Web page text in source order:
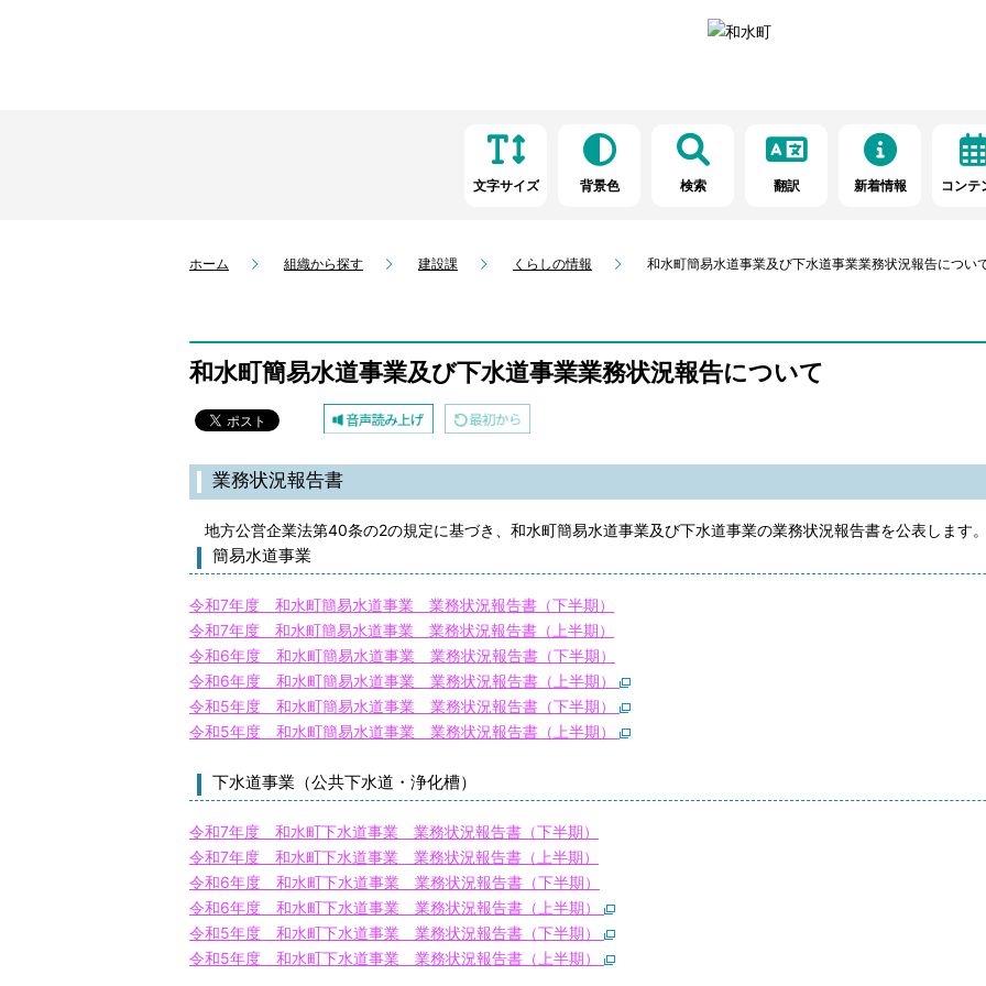
文字サイズ 背景色 検索 翻訳 新着情報 コンテ
ホーム 組織から探す 建設課 くらしの情報 和水町簡易水道事業及び下水道事業業務状況報告につい
和水町簡易水道事業及び下水道事業業務状況報告について
業務状況報告書
地方公営企業法第40条の2の規定に基づき、和水町簡易水道事業及び下水道事業の業務状況報告書を公表します
簡易水道事業
令和7年度 和水町簡易水道事業 業務状況報告書（下半期）
令和7年度 和水町簡易水道事業 業務状況報告書（上半期）
令和6年度 和水町簡易水道事業 業務状況報告書（下半期）
令和6年度 和水町簡易水道事業 業務状況報告書（上半期）
令和5年度 和水町簡易水道事業 業務状況報告書（下半期）
令和5年度 和水町簡易水道事業 業務状況報告書（上半期）
下水道事業（公共下水道・浄化槽）
令和7年度 和水町下水道事業 業務状況報告書（下半期）
令和7年度 和水町下水道事業 業務状況報告書（上半期）
令和6年度 和水町下水道事業 業務状況報告書（下半期）
令和6年度 和水町下水道事業 業務状況報告書（上半期）
令和5年度 和水町下水道事業 業務状況報告書（下半期）
令和5年度 和水町下水道事業 業務状況報告書（上半期）